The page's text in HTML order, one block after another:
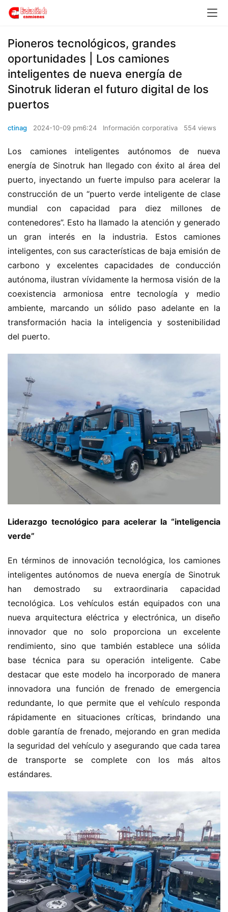
H
o
Pioneros tecnológicos, grandes
oportunidades | Los camiones
inteligentes de nueva energía de
Sinotruk lideran el futuro digital de los
puertos
ctinag 2024-10-09 pm6:24 Información corporativa 554 views
Los camiones inteligentes autónomos de nueva
energía de Sinotruk han llegado con éxito al área del
puerto, inyectando un fuerte impulso para acelerar la
construcción de un “puerto verde inteligente de clase
mundial con capacidad para diez millones de
contenedores”. Esto ha llamado la atención y generado
un gran interés en la industria. Estos camiones
inteligentes, con sus características de baja emisión de
carbono y excelentes capacidades de conducción
autónoma, ilustran vívidamente la hermosa visión de la
coexistencia armoniosa entre tecnología y medio
ambiente, marcando un sólido paso adelante en la
transformación hacia la inteligencia y sostenibilidad
del puerto.
Liderazgo tecnológico para acelerar la “inteligencia
verde”
En términos de innovación tecnológica, los camiones
inteligentes autónomos de nueva energía de Sinotruk
han demostrado su extraordinaria capacidad
tecnológica. Los vehículos están equipados con una
nueva arquitectura eléctrica y electrónica, un diseño
innovador que no solo proporciona un excelente
rendimiento, sino que también establece una sólida
base técnica para su operación inteligente. Cabe
destacar que este modelo ha incorporado de manera
innovadora una función de frenado de emergencia
redundante, lo que permite que el vehículo responda
rápidamente en situaciones críticas, brindando una
doble garantía de frenado, mejorando en gran medida
la seguridad del vehículo y asegurando que cada tarea
de transporte se complete con los más altos
estándares.